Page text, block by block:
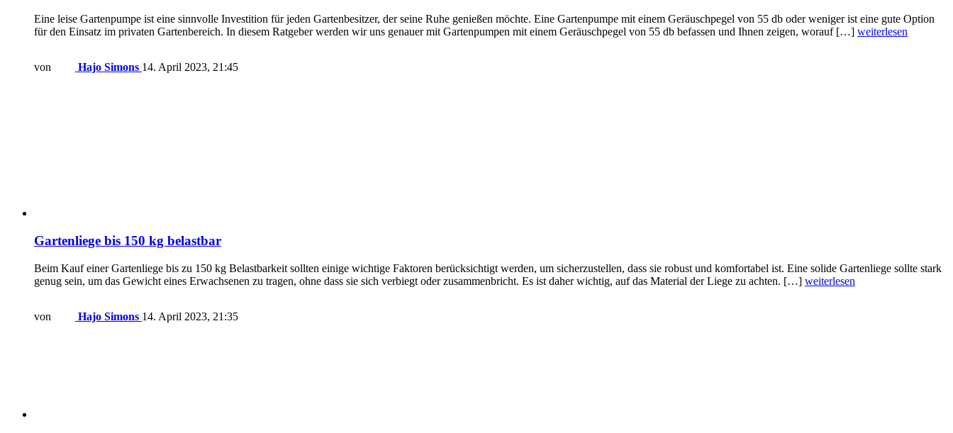
Eine leise Gartenpumpe ist eine sinnvolle Investition für jeden Gartenbesitzer, der seine Ruhe genießen möchte. Eine Gartenpumpe mit einem Geräuschpegel von 55 db oder weniger ist eine gute Option
für den Einsatz im privaten Gartenbereich. In diesem Ratgeber werden wir uns genauer mit Gartenpumpen mit einem Geräuschpegel von 55 db befassen und Ihnen zeigen, worauf […] weiterlesen
von Hajo Simons 14. April 2023, 21:45
Gartenliege bis 150 kg belastbar
Beim Kauf einer Gartenliege bis zu 150 kg Belastbarkeit sollten einige wichtige Faktoren berücksichtigt werden, um sicherzustellen, dass sie robust und komfortabel ist. Eine solide Gartenliege sollte stark
genug sein, um das Gewicht eines Erwachsenen zu tragen, ohne dass sie sich verbiegt oder zusammenbricht. Es ist daher wichtig, auf das Material der Liege zu achten. […] weiterlesen
von Hajo Simons 14. April 2023, 21:35